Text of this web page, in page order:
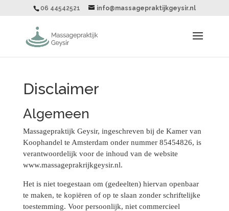
06 44542521 info@massagepraktijkgeysir.nl
Disclaimer
Algemeen
Massagepraktijk Geysir, ingeschreven bij de Kamer van
Koophandel te Amsterdam onder nummer 85454826, is
verantwoordelijk voor de inhoud van de website
www.massageprakrijkgeysir.nl.
Het is niet toegestaan om (gedeelten) hiervan openbaar
te maken, te kopiëren of op te slaan zonder schriftelijke
toestemming. Voor persoonlijk, niet commercieel